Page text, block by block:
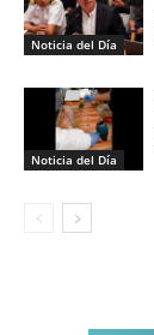
Noticia del Día
Noticia del Día